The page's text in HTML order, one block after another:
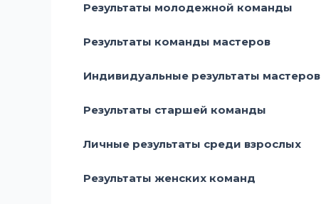
Результаты молодежной команды
Результаты команды мастеров
Индивидуальные результаты мастеров
Результаты старшей команды
Личные результаты среди взрослых
Результаты женских команд